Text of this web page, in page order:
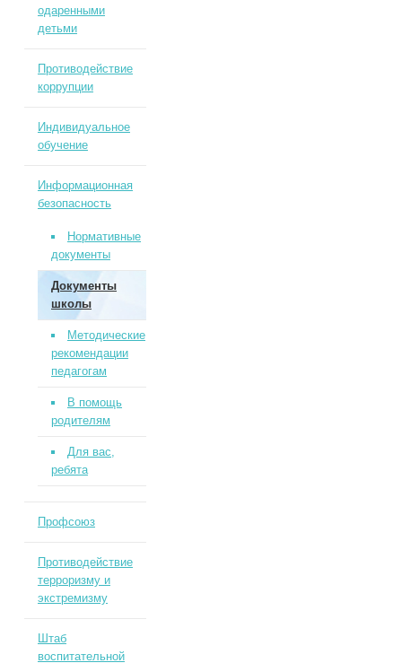
одаренными
детьми
Противодействие
коррупции
Индивидуальное
обучение
Информационная
безопасность
Нормативные
документы
Документы
школы
Методические
рекомендации
педагогам
В помощь
родителям
Для вас,
ребята
Профсоюз
Противодействие
терроризму и
экстремизму
Штаб
воспитательной